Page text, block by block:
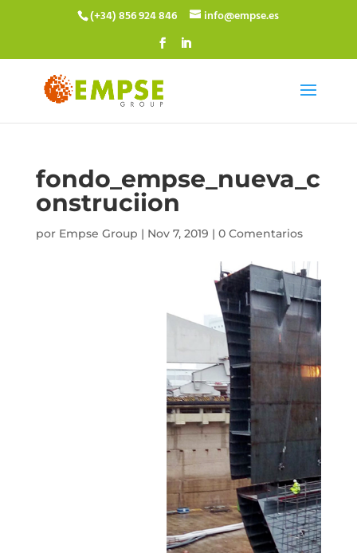
(+34) 856 924 846 info@empse.es
fondo_empse_nueva_c
onstruciion
por Empse Group | Nov 7, 2019 | 0 Comentarios